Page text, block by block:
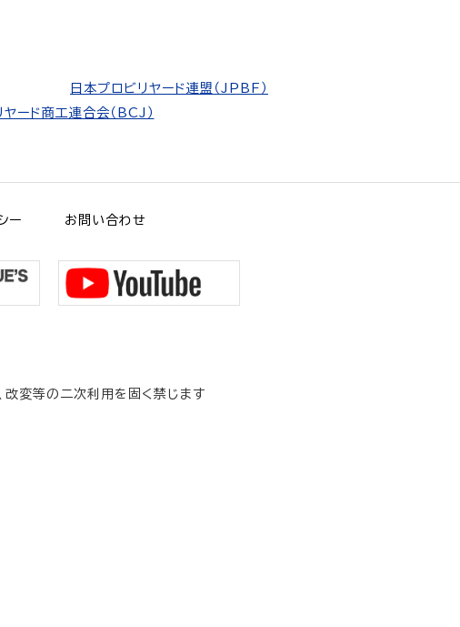
日本プロビリヤード連盟（JPBF）
ード商工連合会（BCJ）
ー お問い合わせ
改変等の二次利用を固く禁じます